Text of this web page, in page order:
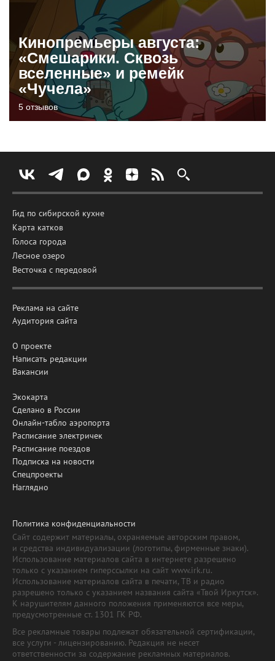
Кинопремьеры августа:
«Смешарики. Сквозь
вселенные» и ремейк
«Чучела»
5 отзывов
Гид по сибирской кухне
Карта катков
Голоса города
Лесное озеро
Весточка с передовой
Реклама на сайте
Аудитория сайта
О проекте
Написать редакции
Вакансии
Экокарта
Сделано в России
Онлайн-табло аэропорта
Расписание электричек
Расписание поездов
Подписка на новости
Спецпроекты
Наглядно
Политика конфиденциальности
Сайт содержит материалы, охраняемые авторским правом,
и средства индивидуализации (логотипы, фирменные знаки).
Использование материалов сайта в интернете разрешено
только с указанием гиперссылки на сайт www.irk.ru.
Использование материалов сайта в печати, ТВ и радио
разрешено только с указанием названия сайта «Твой Иркутск».
К нарушителям данного положения применяются все меры,
предусмотренные ст. 1301 ГК РФ.
Все рекламные товары подлежат обязательной сертификации,
все услуги - лицензированию. Редакция не несет
ответственности за содержание рекламных материалов.